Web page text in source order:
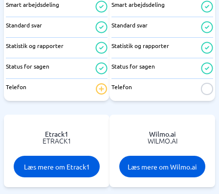
Smart arbejdsdeling
Standard svar
Statistik og rapporter
Status for sagen
Telefon
Smart arbejdsdeling
Standard svar
Statistik og rapporter
Status for sagen
Telefon
Etrack1
ETRACK1
Læs mere om Etrack1
Wilmo.ai
WILMO.AI
Læs mere om Wilmo.ai